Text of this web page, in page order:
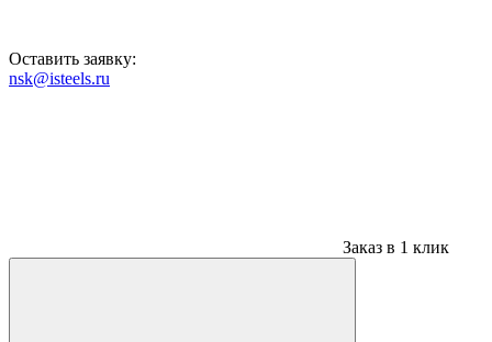
Оставить заявку:
nsk@isteels.ru
Заказ в 1 клик